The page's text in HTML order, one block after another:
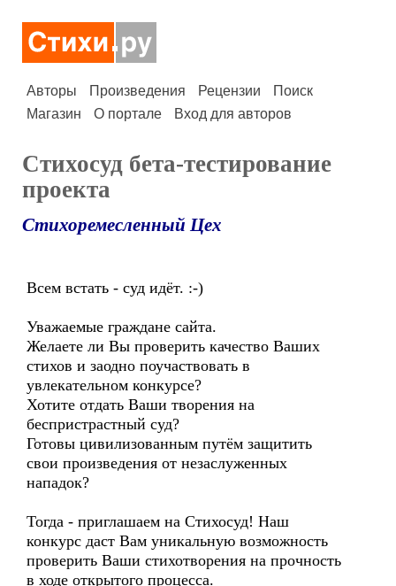
Авторы Произведения Рецензии
Поиск
Магазин
О портале Вход для авторов
Стихосуд бета-тестирование
проекта
Стихоремесленный Цех
Всем встать - суд идёт. :-)
Уважаемые граждане сайта.
Желаете ли Вы проверить качество Ваших
стихов и заодно поучаствовать в
увлекательном конкурсе?
Хотите отдать Ваши творения на
беспристрастный суд?
Готовы цивилизованным путём защитить
свои произведения от незаслуженных
нападок?
Тогда - приглашаем на Стихосуд! Наш
конкурс даст Вам уникальную возможность
проверить Ваши стихотворения на прочность
в ходе открытого процесса.